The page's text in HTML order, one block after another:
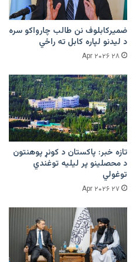
ضمیرکابلوف نن طالب چارواکو سره
د لیدنو لپاره کابل ته راځي
۲۸ Apr ۲۰۲۶
تازه خبر: پاکستان د کونړ پوهنتون
د محصلینو پر لیلیه توغندي
توغولي
۲۷ Apr ۲۰۲۶